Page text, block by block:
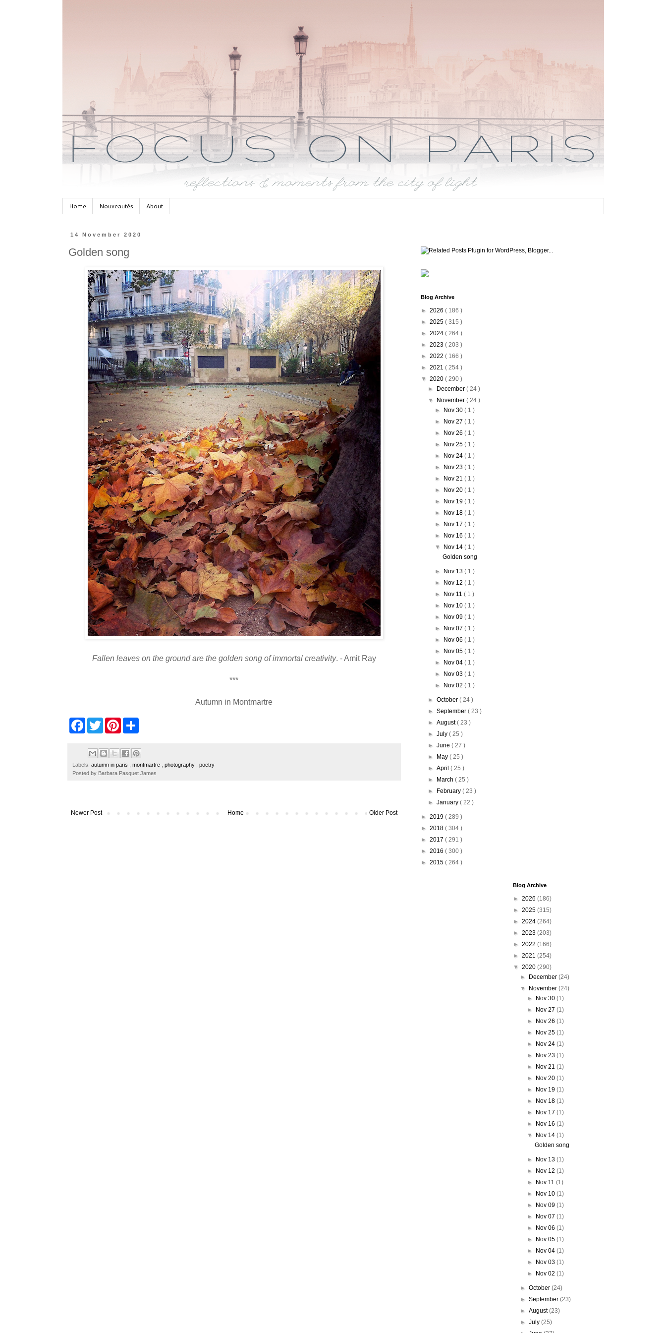
Home Nouveautés About
14 November 2020
Golden song
Fallen leaves on the ground are the golden song of immortal creativity. - Amit Ray
***
Autumn in Montmartre
o
k
w
t
s
e
Labels: autumn in paris , montmartre , photography , poetry
Posted by Barbara Pasquet James
Newer Post Older Post
Home
Blog Archive
► 2026 ( 186 )
► 2025 ( 315 )
► 2024 ( 264 )
► 2023 ( 203 )
► 2022 ( 166 )
► 2021 ( 254 )
▼ 2020 ( 290 )
►
December ( 24 )
▼
November ( 24 )
►
Nov 30( 1 )
►
Nov 27( 1 )
►
Nov 26( 1 )
►
Nov 25( 1 )
►
Nov 24( 1 )
►
Nov 23( 1 )
►
Nov 21( 1 )
►
Nov 20( 1 )
►
Nov 19( 1 )
►
Nov 18( 1 )
►
Nov 17( 1 )
►
Nov 16( 1 )
▼
Nov 14( 1 )
Golden song
► Nov 13( 1 )
►
Nov 12( 1 )
►
Nov 11( 1 )
►
Nov 10( 1 )
►
Nov 09( 1 )
►
Nov 07( 1 )
►
Nov 06( 1 )
►
Nov 05( 1 )
►
Nov 04( 1 )
►
Nov 03( 1 )
►
Nov 02( 1 )
► October ( 24 )
► September ( 23 )
► August( 23 )
► July ( 25 )
► June ( 27 )
►
May ( 25 )
► April ( 25 )
►
March ( 25 )
►
February ( 23 )
► January ( 22 )
► 2019 ( 289 )
► 2018 ( 304 )
► 2017 ( 291 )
► 2016 ( 300 )
► 2015 ( 264 )
Blog Archive
► 2026 (186)
► 2025 (315)
► 2024 (264)
► 2023 (203)
► 2022 (166)
► 2021 (254)
▼ 2020 (290)
►
December (24)
▼
November (24)
►
Nov 30(1)
►
Nov 27(1)
►
Nov 26(1)
►
Nov 25(1)
►
Nov 24(1)
►
Nov 23(1)
►
Nov 21(1)
►
Nov 20(1)
►
Nov 19(1)
►
Nov 18(1)
►
Nov 17(1)
►
Nov 16(1)
▼
Nov 14(1)
Golden song
► Nov 13(1)
►
Nov 12(1)
►
Nov 11(1)
►
Nov 10(1)
►
Nov 09(1)
►
Nov 07(1)
►
Nov 06(1)
►
Nov 05(1)
►
Nov 04(1)
►
Nov 03(1)
►
Nov 02(1)
► October (24)
► September (23)
► August(23)
► July (25)